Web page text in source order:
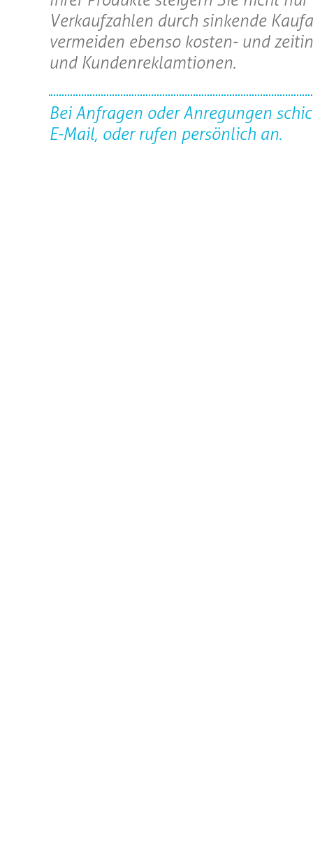
Verkaufzahlen durch sinkende
vermeiden ebenso kosten- und
und Kundenreklamtionen.
Bei Anfragen oder Anregungen
E-Mail, oder rufen persönlich an.